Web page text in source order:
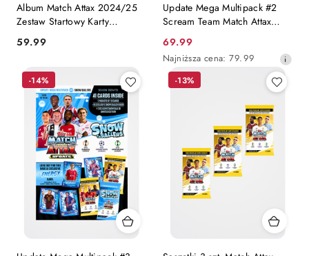
Album Match Attax 2024/25
Zestaw Startowy Karty
Piłkarskie
Cena:
59.99
Update Mega Multipack #2
Scream Team Match Attax
2024/25
Cena
promocyjna:
69.99
Najniższa
cena
Najniższa cena: 79.99
-14% -13%